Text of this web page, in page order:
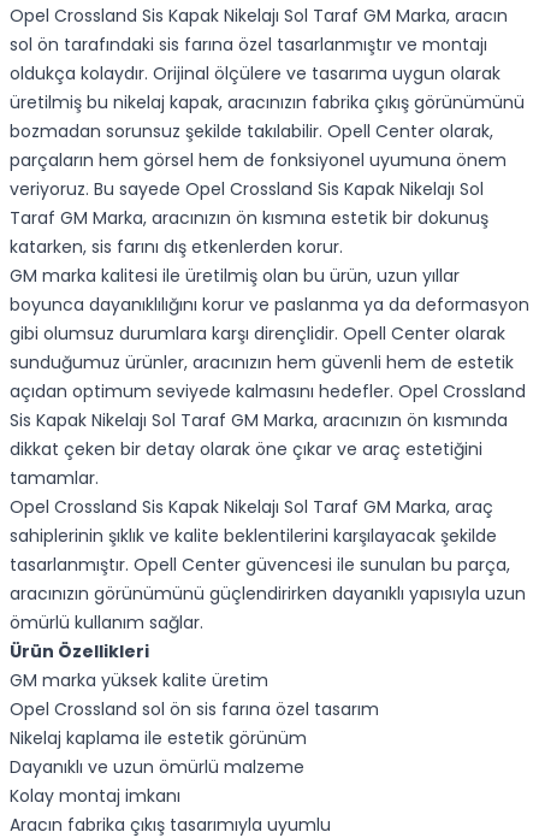
Opel Crossland Sis Kapak Nikelajı Sol Taraf GM Marka, aracın
sol ön tarafındaki sis farına özel tasarlanmıştır ve montajı
oldukça kolaydır. Orijinal ölçülere ve tasarıma uygun olarak
üretilmiş bu nikelaj kapak, aracınızın fabrika çıkış görünümünü
bozmadan sorunsuz şekilde takılabilir. Opell Center olarak,
parçaların hem görsel hem de fonksiyonel uyumuna önem
veriyoruz. Bu sayede Opel Crossland Sis Kapak Nikelajı Sol
Taraf GM Marka, aracınızın ön kısmına estetik bir dokunuş
katarken, sis farını dış etkenlerden korur.
GM marka kalitesi ile üretilmiş olan bu ürün, uzun yıllar
boyunca dayanıklılığını korur ve paslanma ya da deformasyon
gibi olumsuz durumlara karşı dirençlidir. Opell Center olarak
sunduğumuz ürünler, aracınızın hem güvenli hem de estetik
açıdan optimum seviyede kalmasını hedefler. Opel Crossland
Sis Kapak Nikelajı Sol Taraf GM Marka, aracınızın ön kısmında
dikkat çeken bir detay olarak öne çıkar ve araç estetiğini
tamamlar.
Opel Crossland Sis Kapak Nikelajı Sol Taraf GM Marka, araç
sahiplerinin şıklık ve kalite beklentilerini karşılayacak şekilde
tasarlanmıştır. Opell Center güvencesi ile sunulan bu parça,
aracınızın görünümünü güçlendirirken dayanıklı yapısıyla uzun
ömürlü kullanım sağlar.
Ürün Özellikleri
GM marka yüksek kalite üretim
Opel Crossland sol ön sis farına özel tasarım
Nikelaj kaplama ile estetik görünüm
Dayanıklı ve uzun ömürlü malzeme
Kolay montaj imkanı
Aracın fabrika çıkış tasarımıyla uyumlu